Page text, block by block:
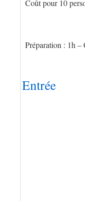
Coût pour 10
Préparation : 1h –
Entrée